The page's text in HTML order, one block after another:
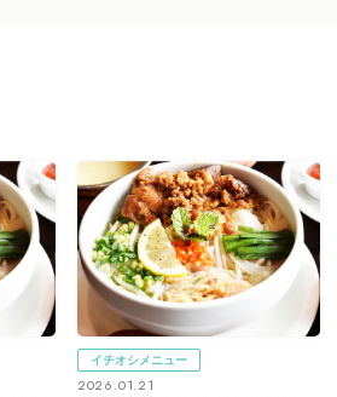
イチオシメニュー
2026.01.21